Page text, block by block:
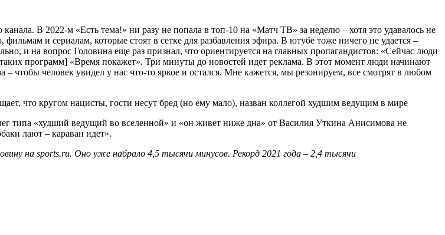
В 2022-м «Есть тема!» ни разу не попала в топ-10 на «Матч ТВ» за неделю – хотя это удавалось не
и сериалам, которые стоят в сетке для разбавления эфира. В ютубе тоже ничего не удается –
и на вопрос Головина еще раз признал, что ориентируется на главных пропагандистов: «Сейчас люди
программ] «Время покажет». Три минуты до новостей идет реклама. В этот момент люди начинают
чтобы человек увидел у нас что-то яркое и остался. Мне кажется, мы резонируем, все смотрят в любом
типа «худший ведущий во вселенной» и «он живет ниже дна» от Василия Уткина Анисимова не
лают – караван идет».
на sports.ru. Оно уже набрало 4,5 тысячи минусов. Рекорд 2021 года – 2,4 тысячи